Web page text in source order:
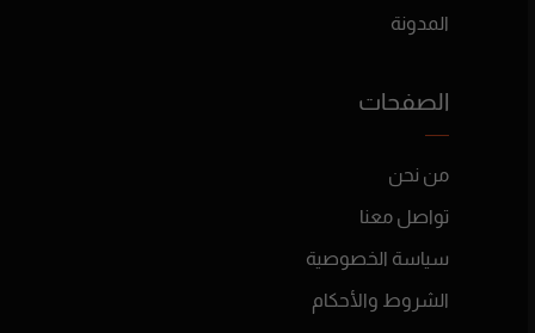
المدونة
الصفحات
من نحن
تواصل معنا
سياسة الخصوصية
الشروط والأحكام